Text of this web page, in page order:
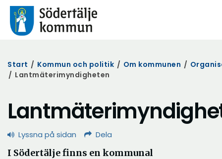
Start / Kommun och politik / Om kommunen /
/ Lantmäterimyndigheten
Lyssna på sidan Dela
I Södertälje finns en kommunal